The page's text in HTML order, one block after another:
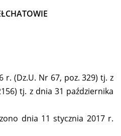
r. (Dz.U. Nr 67, poz. 329) tj. z
tj. z dnia 31 października
dnia 11 stycznia 2017 r.